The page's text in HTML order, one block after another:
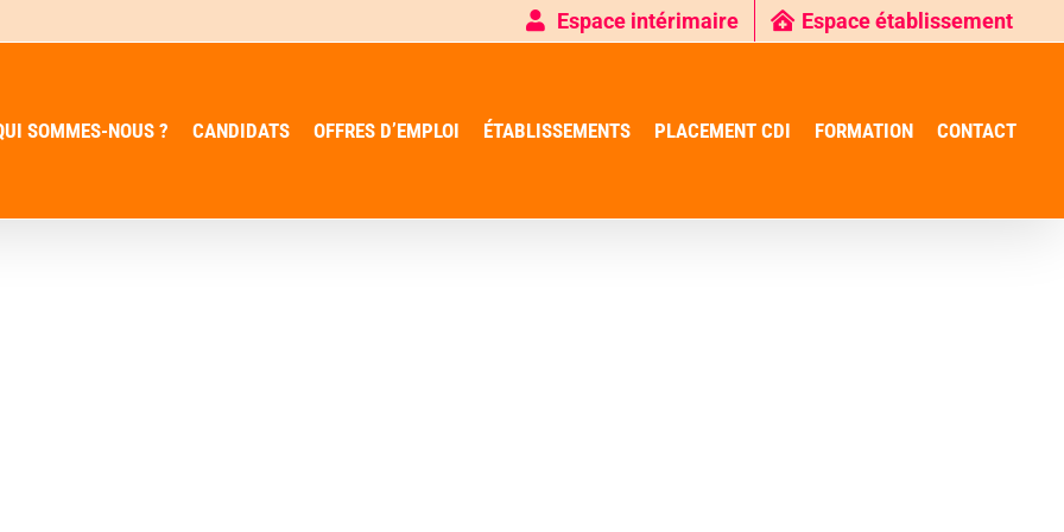
Espace intérimaire Espace établissement
SOMMES-NOUS ? CANDIDATS OFFRES D’EMPLOI ÉTABLISSEMENTS PLACEMENT CDI FORMATION CONTACT